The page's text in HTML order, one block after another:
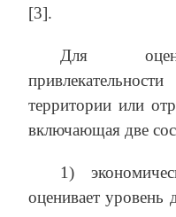
[3].
Для
территории или
включающая две
1)
оценивает уровень